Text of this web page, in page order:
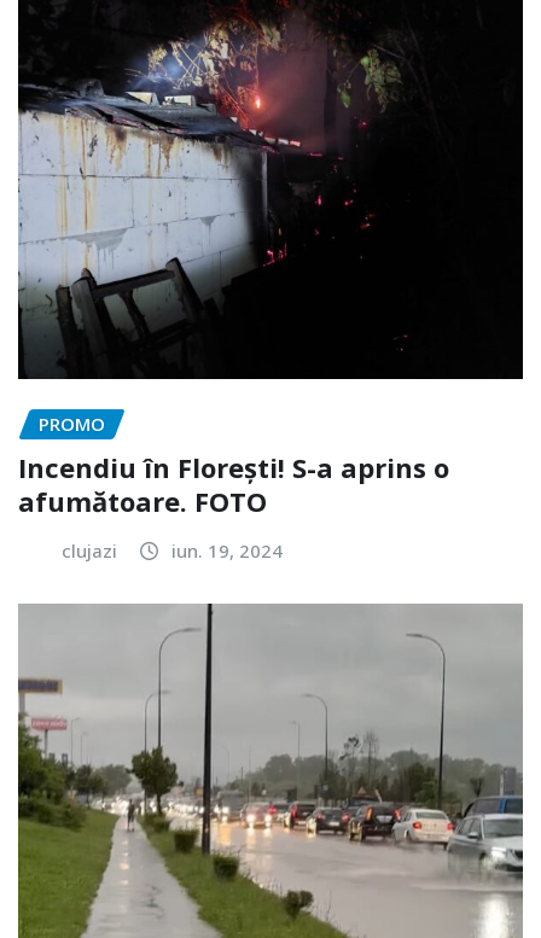
PROMO
Incendiu în Florești! S-a aprins o
afumătoare. FOTO
clujazi iun. 19, 2024